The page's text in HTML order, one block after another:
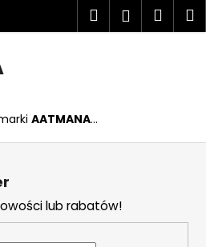
SzukajZaloguj
AATMANA...
lub rabatów!